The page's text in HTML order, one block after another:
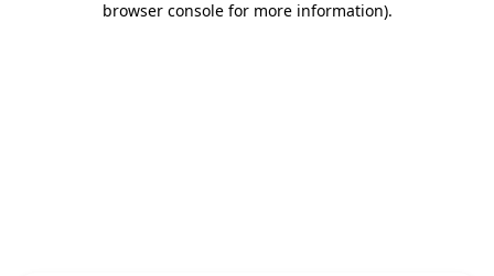
browser console for more information).